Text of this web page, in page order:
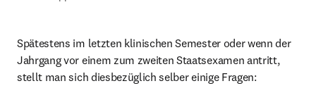
Spätestens im letzten klinischen Semester oder wenn der
Jahrgang vor einem zum zweiten Staatsexamen antritt,
stellt man sich diesbezüglich selber einige Fragen: